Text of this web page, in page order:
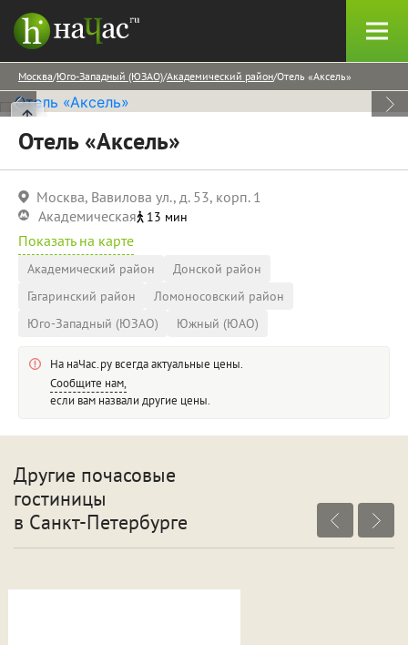
Москва Юго-Западный (ЮЗАО) Академический район Отель «Аксель»
Отель «Аксель»
Москва, Вавилова ул., д. 53, корп. 1
Академическая
13 мин
Показать на карте
Академический район
Донской район
Гагаринский район
Ломоносовский район
Юго-Западный (ЮЗАО)
Южный (ЮАО)
На наЧас.ру всегда актуальные цены.
Сообщите нам,
если вам назвали другие цены.
Другие почасовые
гостиницы
в Санкт-Петербурге